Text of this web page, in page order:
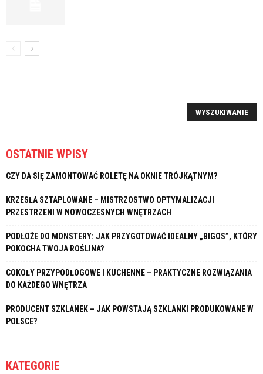
OSTATNIE WPISY
CZY DA SIĘ ZAMONTOWAĆ ROLETĘ NA OKNIE TRÓJKĄTNYM?
KRZESŁA SZTAPLOWANE – MISTRZOSTWO OPTYMALIZACJI
PRZESTRZENI W NOWOCZESNYCH WNĘTRZACH
PODŁOŻE DO MONSTERY: JAK PRZYGOTOWAĆ IDEALNY „BIGOS”, KTÓRY
POKOCHA TWOJA ROŚLINA?
COKOŁY PRZYPODŁOGOWE I KUCHENNE – PRAKTYCZNE ROZWIĄZANIA
DO KAŻDEGO WNĘTRZA
PRODUCENT SZKLANEK – JAK POWSTAJĄ SZKLANKI PRODUKOWANE W
POLSCE?
KATEGORIE